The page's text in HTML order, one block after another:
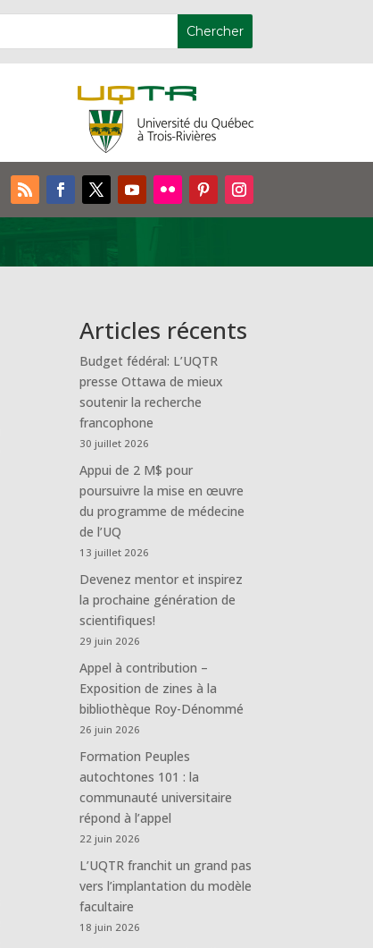
Articles récents
Budget fédéral: L’UQTR
presse Ottawa de mieux
soutenir la recherche
francophone
30 juillet 2026
Appui de 2 M$ pour
poursuivre la mise en œuvre
du programme de médecine
de l’UQ
13 juillet 2026
Devenez mentor et inspirez
la prochaine génération de
scientifiques!
29 juin 2026
Appel à contribution –
Exposition de zines à la
bibliothèque Roy-Dénommé
26 juin 2026
Formation Peuples
autochtones 101 : la
communauté universitaire
répond à l’appel
22 juin 2026
L’UQTR franchit un grand pas
vers l’implantation du modèle
facultaire
18 juin 2026